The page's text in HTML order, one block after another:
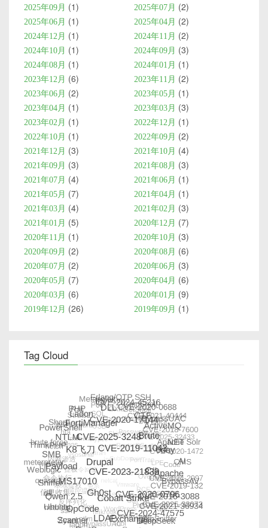
2025年09月 1 2025年07月 2
2025年06月 1 2025年04月 2
2024年12月 1 2024年11月 2
2024年10月 1 2024年09月 3
2024年08月 1 2024年01月 1
2023年12月 6 2023年11月 2
2023年06月 2 2023年05月 1
2023年04月 1 2023年03月 3
2023年02月 1 2022年12月 1
2022年10月 1 2022年09月 2
2021年12月 3 2021年10月 4
2021年09月 3 2021年08月 3
2021年07月 4 2021年06月 1
2021年05月 7 2021年04月 1
2021年03月 4 2021年02月 3
2021年01月 5 2020年12月 7
2020年11月 1 2020年10月 3
2020年09月 2 2020年08月 6
2020年07月 2 2020年06月 3
2020年05月 7 2020年04月 6
2020年03月 6 2020年01月 9
2019年12月 26 2019年09月 1
Tag Cloud